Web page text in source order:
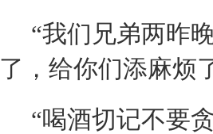
“我们兄弟两昨
了，给你们添麻烦
“喝酒切记不要